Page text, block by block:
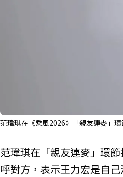
范瑋琪在《乘風2026》「親友連麥」
范瑋琪在「親友連麥」環
呼對方，表示王力宏是自